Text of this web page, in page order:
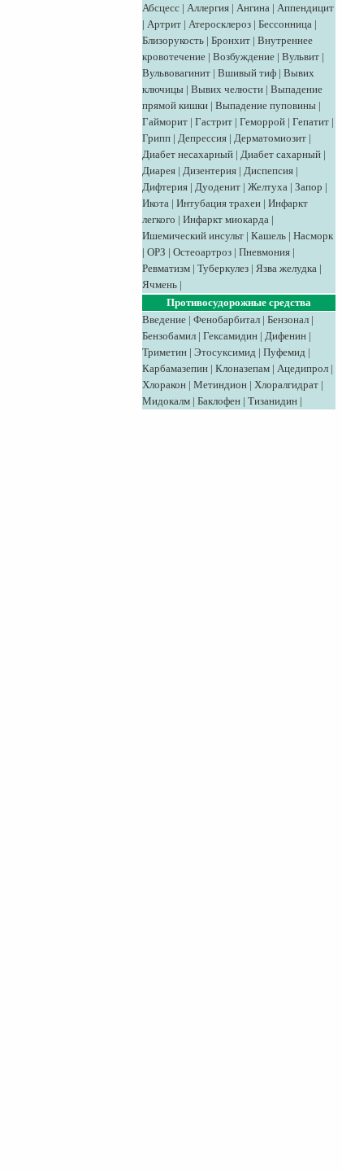
Абсцесс | Аллергия | Ангина | Аппендицит
| Артрит | Атеросклероз | Бессонница |
Близорукость | Бронхит | Внутреннее
кровотечение | Возбуждение | Вульвит |
Вульвовагинит | Вшивый тиф | Вывих
ключицы | Вывих челюсти | Выпадение
прямой кишки | Выпадение пуповины |
Гайморит | Гастрит | Геморрой | Гепатит |
Грипп | Депрессия | Дерматомиозит |
Диабет несахарный | Диабет сахарный |
Диарея | Дизентерия | Диспепсия |
Дифтерия | Дуоденит | Желтуха | Запор |
Икота | Интубация трахеи | Инфаркт
легкого | Инфаркт миокарда |
Ишемический инсульт | Кашель | Насморк
| ОРЗ | Остеоартроз | Пневмония |
Ревматизм | Туберкулез | Язва желудка |
Ячмень |
Противосудорожные средства
Введение | Фенобарбитал | Бензонал |
Бензобамил | Гексамидин | Дифенин |
Триметин | Этосуксимид | Пуфемид |
Карбамазепин | Клоназепам | Ацедипрол |
Хлоракон | Метиндион | Хлоралгидрат |
Мидокалм | Баклофен | Тизанидин |